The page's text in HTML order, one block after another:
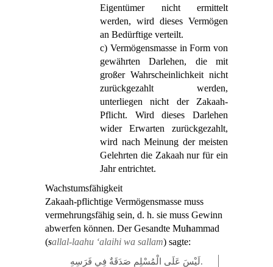
Eigentümer nicht ermittelt
werden, wird dieses Vermögen
an Bedürftige verteilt.
c) Vermögensmasse in Form von
gewährten Darlehen, die mit
großer Wahrscheinlichkeit nicht
zurückgezahlt werden,
unterliegen nicht der Zakaah-
Pflicht. Wird dieses Darlehen
wider Erwarten zurückgezahlt,
wird nach Meinung der meisten
Gelehrten die Zakaah nur für ein
Jahr entrichtet.
Wachstumsfähigkeit
Zakaah-pflichtige Vermögensmasse muss
vermehrungsfähig sein, d. h. sie muss Gewinn
abwerfen können. Der Gesandte Muhammad
(sallal-laahu ‘alaihi wa sallam) sagte:
لَيْسَ عَلَى الْمُسْلِمِ صَدَقَةٌ فِي فَرَسِهِ.